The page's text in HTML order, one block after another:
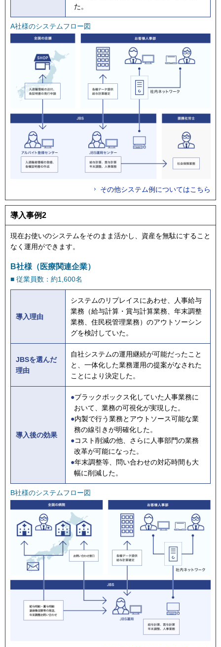
た。
A社様のシステムフロー図
その他システム例についてはこちら
導入事例2
現在お使いのシステムをそのまま活かし、資産を無駄にすること
なく運用ができます。
B社様（医療関連企業）
■ 従業員数：約1,600名
導入理由
システムのリプレイスにあわせ、人事給与
業務（給与計算・賞与計算業務、年末調整
業務、住民税管理業務）のアウトソーシン
グを検討していた。
JBSを選んだ
理由
自社システムの運用継続が可能だったこと
と、一体化した業務運用の提案がなされた
ことにより決定した。
導入後の効果
●ブラックボックス化していた人事業務に
おいて、業務の可視化が実現した。
●内製で行う業務とアウトソース可能な業
務の線引きが明確化した。
●コスト削減の他、さらに人事部門の業務
改革が可能になった。
●年末調整等、問い合わせの対応時間も大
幅に削減した。
B社様のシステムフロー図